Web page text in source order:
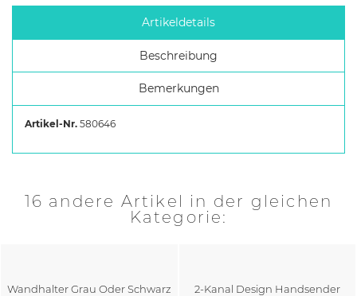
Artikeldetails
Beschreibung
Bemerkungen
Artikel-Nr. 580646
16 andere Artikel in der gleichen
Kategorie:
Wandhalter Grau Oder Schwarz
2-Kanal Design Handsender